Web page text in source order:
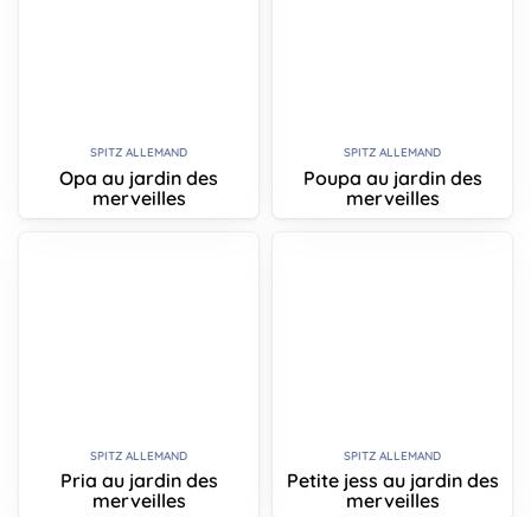
SPITZ ALLEMAND
Opa au jardin des
merveilles
SPITZ ALLEMAND
Poupa au jardin des
merveilles
SPITZ ALLEMAND
Pria au jardin des
merveilles
SPITZ ALLEMAND
Petite jess au jardin des
merveilles